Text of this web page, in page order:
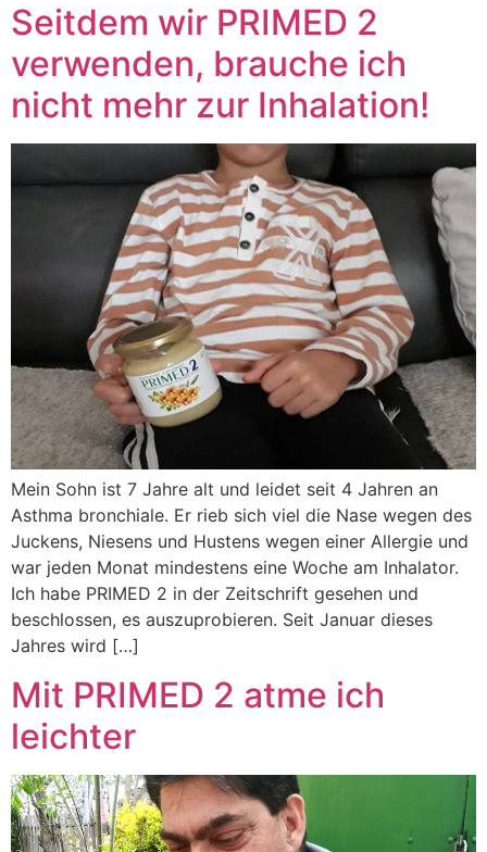
Seitdem wir PRIMED 2
verwenden, brauche ich
nicht mehr zur Inhalation!
Mein Sohn ist 7 Jahre alt und leidet seit 4 Jahren an
Asthma bronchiale. Er rieb sich viel die Nase wegen des
Juckens, Niesens und Hustens wegen einer Allergie und
war jeden Monat mindestens eine Woche am Inhalator.
Ich habe PRIMED 2 in der Zeitschrift gesehen und
beschlossen, es auszuprobieren. Seit Januar dieses
Jahres wird […]
Mit PRIMED 2 atme ich
leichter